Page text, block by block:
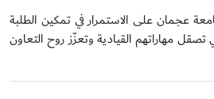
عجمان على الاستمرار في تمكين الطلبة
تصقل مهاراتهم القيادية وتعزّز روح التعاون